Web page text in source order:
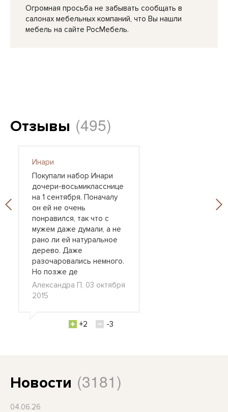
Огромная просьба не забывать сообщать в
салонах мебельных компаний, что Вы нашли
мебель на сайте РосМебель.
Отзывы (495)
Инари
Покупали набор Инари
дочери-восьмикласснице
на 1 сентября. Поначалу
он ей не очень
понравился, так что с
мужем даже думали, а не
рано ли ей натуральное
дерево. Даже
разочаровались немного.
Но позже де
Александра П, 03 октября
2015
+2 -3
Новости (3181)
04.06.26